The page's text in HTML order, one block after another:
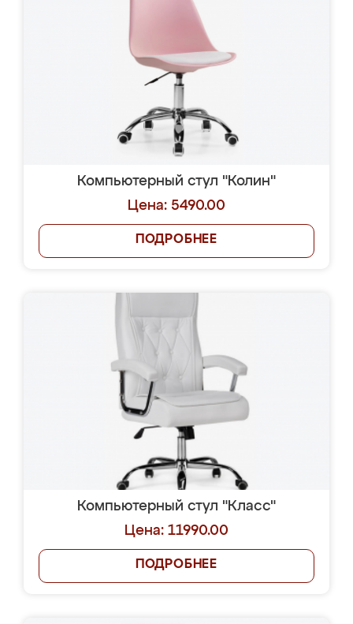
Компьютерный стул "Колин"
Цена: 5490.00
ПОДРОБНЕЕ
Компьютерный стул "Класс"
Цена: 11990.00
ПОДРОБНЕЕ